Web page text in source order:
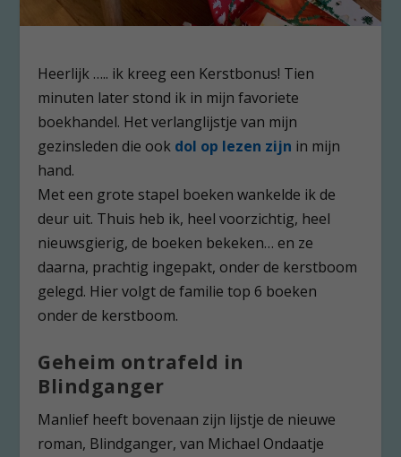
Heerlijk ….. ik kreeg een Kerstbonus! Tien
minuten later stond ik in mijn favoriete
boekhandel. Het verlanglijstje van mijn
gezinsleden die ook dol op lezen zijn in mijn
hand.
Met een grote stapel boeken wankelde ik de
deur uit. Thuis heb ik, heel voorzichtig, heel
nieuwsgierig, de boeken bekeken… en ze
daarna, prachtig ingepakt, onder de kerstboom
gelegd. Hier volgt de familie top 6 boeken
onder de kerstboom.
Geheim ontrafeld in
Blindganger
Manlief heeft bovenaan zijn lijstje de nieuwe
roman, Blindganger, van Michael Ondaatje